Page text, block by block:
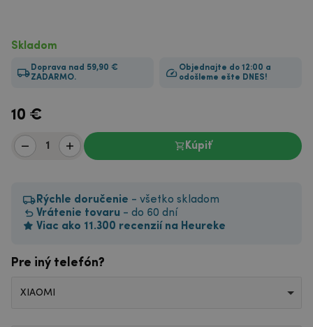
Skladom
Doprava nad 59,90 €
ZADARMO.
Objednajte do 12:00 a
odošleme ešte DNES!
10 €
Kúpiť
Rýchle doručenie - všetko skladom
Vrátenie tovaru - do 60 dní
Viac ako 11.300 recenzií na Heureke
Pre iný telefón?
XIAOMI